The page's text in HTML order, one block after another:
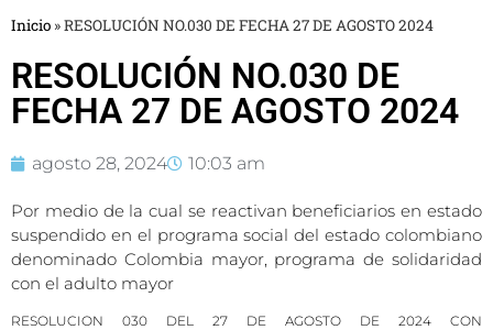
Inicio »RESOLUCIÓN NO.030 DE FECHA 27 DE AGOSTO 2024
RESOLUCIÓN NO.030 DE
FECHA 27 DE AGOSTO 2024
agosto 28, 2024 10:03 am
Por medio de la cual se reactivan beneficiarios en estado
suspendido en el programa social del estado colombiano
denominado Colombia mayor, programa de solidaridad
con el adulto mayor
RESOLUCION 030 DEL 27 DE AGOSTO DE 2024 CON